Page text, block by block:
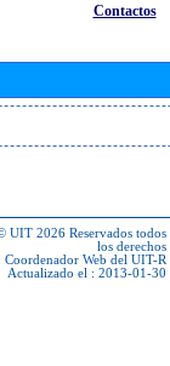
Contactos
UIT 2026 Reservados todos
los derechos
Coordenador Web del UIT-R
Actualizado el : 2013-01-30